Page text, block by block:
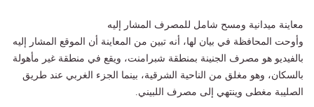
معاينة ميدانية ومسح شامل للمصرف المشار إليه
وأوحت المحافظة في بيان لها، أنه تبين من المعاينة أن الموقع المشار إليه
بالفيديو هو مصرف الجنينة بمنطقة شبرامنت، ويقع في منطقة غير مأهولة
بالسكان، وهو مغلق من الناحية الشرقية، بينما الجزء الغربي عند طريق
الصليبة مغطى وينتهي إلى مصرف اللبيني.